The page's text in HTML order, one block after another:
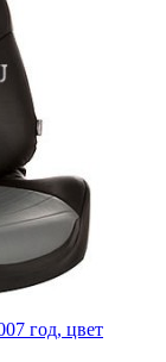
год, цвет